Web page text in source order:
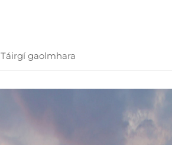
Táirgí gaolmhara